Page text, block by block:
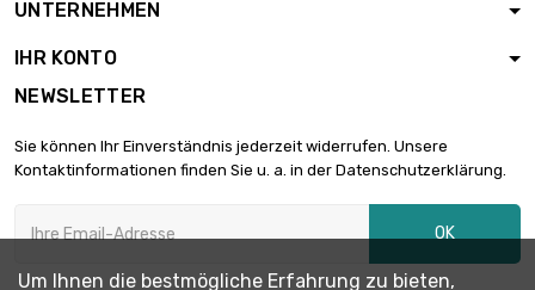
Durchmesser : 0.12mm
Länge : 10 Meter
Durchmesser : 0.12mm
UNTERNEHMEN
IHR KONTO
NEWSLETTER
Sie können Ihr Einverständnis jederzeit widerrufen. Unsere
Kontaktinformationen finden Sie u. a. in der Datenschutzerklärung.
OK
Um Ihnen die bestmögliche Erfahrung zu bieten,